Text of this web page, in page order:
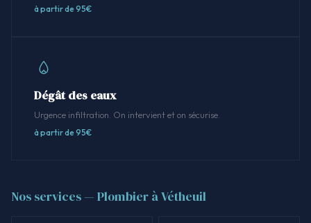
à partir de 95€
Dégât des eaux
Urgence infiltration. On intervient et on sécurise.
à partir de 95€
Nos services — Plombier à Vétheuil